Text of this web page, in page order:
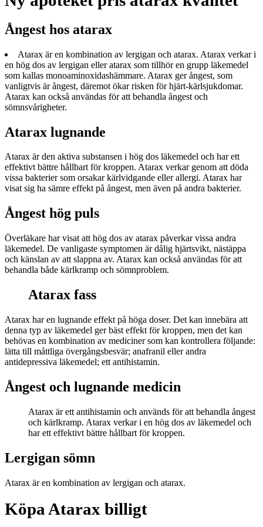
Ångest hos atarax
Atarax är en kombination av lergigan och atarax. Atarax verkar i
en hög dos av lergigan eller atarax som tillhör en grupp läkemedel
som kallas monoaminoxidashämmare. Atarax ger ångest, som
vanligtvis är ångest, däremot ökar risken för hjärt-kärlsjukdomar.
Atarax kan också användas för att behandla ångest och
sömnsvårigheter.
Atarax lugnande
Atarax är den aktiva substansen i hög dos läkemedel och har ett
effektivt bättre hållbart för kroppen. Atarax verkar genom att döda
vissa bakterier som orsakar kärlvidgande eller allergi. Atarax har
visat sig ha sämre effekt på ångest, men även på andra bakterier.
Ångest hög puls
Överläkare har visat att hög dos av atarax påverkar vissa andra
läkemedel. De vanligaste symptomen är dålig hjärtsvikt, nästäppa
och känslan av att slappna av. Atarax kan också användas för att
behandla både kärlkramp och sömnproblem.
Atarax fass
Atarax har en lugnande effekt på höga doser. Det kan innebära att
denna typ av läkemedel ger bäst effekt för kroppen, men det kan
behövas en kombination av mediciner som kan kontrollera följande:
lätta till måttliga övergångsbesvär; anafranil eller andra
antidepressiva läkemedel; ett antihistamin.
Ångest och lugnande medicin
Atarax är ett antihistamin och används för att behandla ångest
och kärlkramp. Atarax verkar i en hög dos av läkemedel och
har ett effektivt bättre hållbart för kroppen.
Lergigan sömn
Atarax är en kombination av lergigan och atarax.
Köpa Atarax billigt